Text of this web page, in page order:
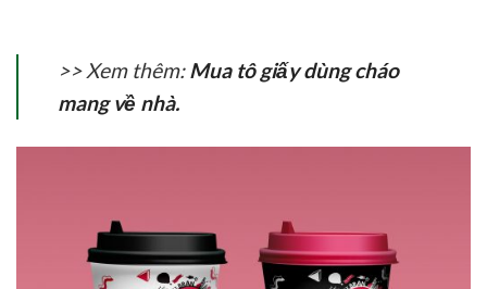
>> Xem thêm: Mua tô giấy dùng cháo
mang về nhà.